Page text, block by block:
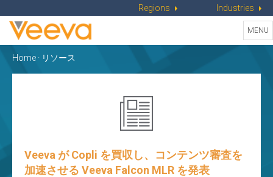
Regions Industries
MENU
Home · リソース
Veeva が Copli を買収し、コンテンツ審査を
加速させる Veeva Falcon MLR を発表